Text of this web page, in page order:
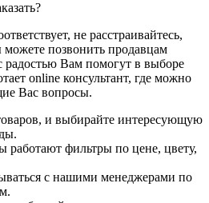
не расстраивайтесь,
позвонить продавцам
радостью Вам помогут в выборе
online консультант, где можно
Вас вопросы.
и выбирайте интересующую
работают фильтры по цене, цвету,
с нашими менеджерами по